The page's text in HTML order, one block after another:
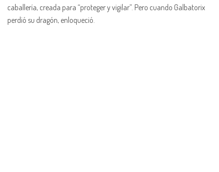
caballería, creada para “proteger y vigilar”. Pero cuando Galbatorix
perdió su dragón, enloqueció.